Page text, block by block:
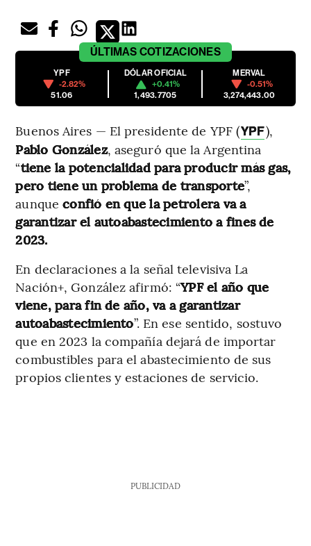
ÚLTIMAS COTIZACIONES
YPF
-2.82%
51.06
DÓLAR OFICIAL
+0.41%
1,493.7705
MERVAL
-0.51%
3,274,443.00
Buenos Aires — El presidente de YPF (YPF),
Pablo González, aseguró que la Argentina
“tiene la potencialidad para producir más gas,
pero tiene un problema de transporte”,
aunqueconfió en que la petrolera va a
garantizar el autoabastecimiento a fines de
2023.
En declaraciones a la señal televisiva La
Nación+, González afirmó: “YPF el año que
viene, para fin de año, va a garantizar
autoabastecimiento”. En ese sentido, sostuvo
que en 2023 la compañía dejará de importar
combustibles para el abastecimiento de sus
propios clientes y estaciones de servicio.
PUBLICIDAD